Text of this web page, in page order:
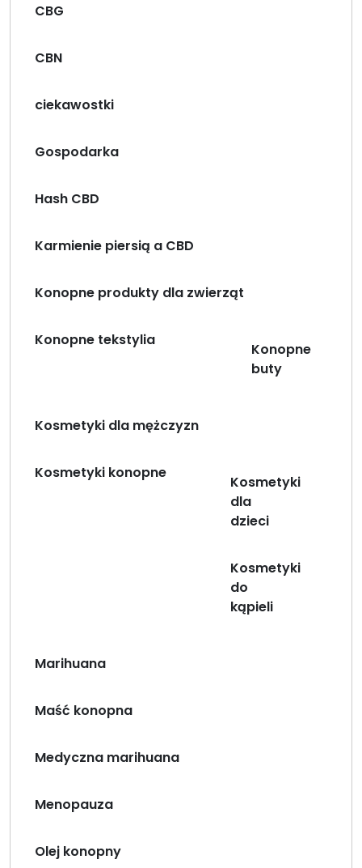
CBG
CBN
ciekawostki
Gospodarka
Hash CBD
Karmienie piersią a CBD
Konopne produkty dla zwierząt
Konopne tekstylia
Konopne
buty
Kosmetyki dla mężczyzn
Kosmetyki konopne
Kosmetyki
dla
dzieci
Kosmetyki
do
kąpieli
Marihuana
Maść konopna
Medyczna marihuana
Menopauza
Olej konopny